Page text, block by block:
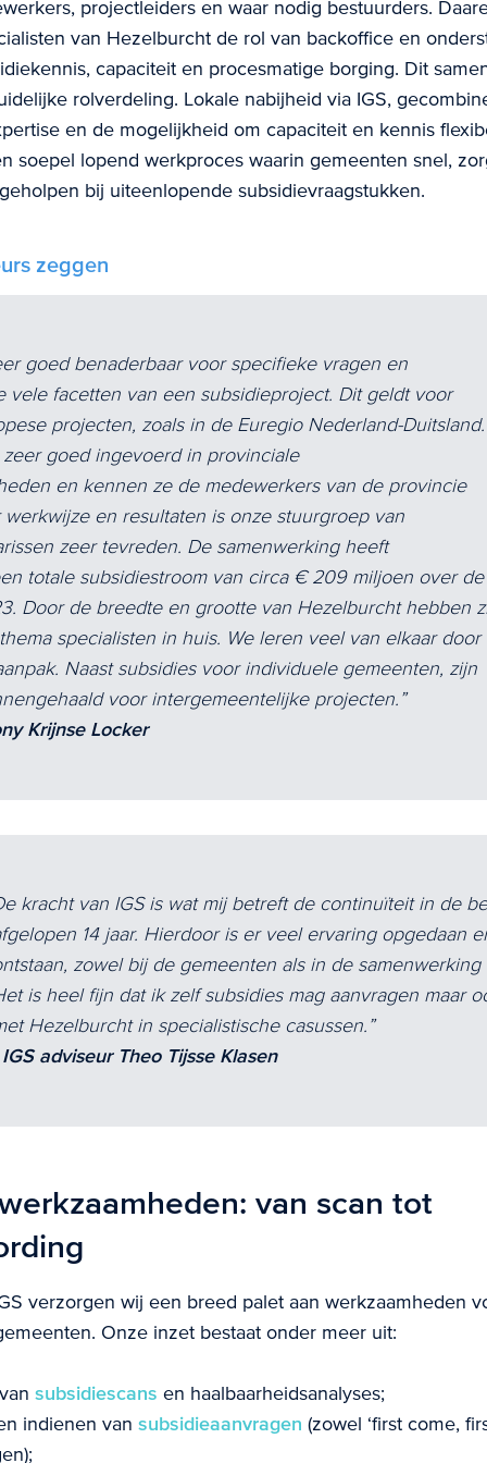
projectleiders en waar nodig bestuurders.
van Hezelburcht de rol van backoffice en
capaciteit en procesmatige borging. Dit
rolverdeling. Lokale nabijheid via IGS,
en de mogelijkheid om capaciteit en kennis
soepel lopend werkproces waarin gemeenten snel,
bij uiteenlopende subsidievraagstukken.
zeggen
goed benaderbaar voor specifieke vragen en
vele facetten van een subsidieproject. Dit geldt voor
projecten, zoals in de Euregio Nederland-Duitsland.
zeer goed ingevoerd in provinciale
en kennen ze de medewerkers van de provincie
en resultaten is onze stuurgroep van
zeer tevreden. De samenwerking heeft
totale subsidiestroom van circa € 209 miljoen over de
Door de breedte en grootte van Hezelburcht hebben
specialisten in huis. We leren veel van elkaar door
Naast subsidies voor individuele gemeenten, zijn
voor intergemeentelijke projecten.
Krijnse Locker
kracht van IGS is wat mij betreft de continuïteit in de
14 jaar. Hierdoor is er veel ervaring opgedaan
zowel bij de gemeenten als in de
is heel fijn dat ik zelf subsidies mag aanvragen maar
Hezelburcht in specialistische casussen.
adviseur Theo Tijsse Klasen
van scan tot
verzorgen wij een breed palet aan werkzaamheden
Onze inzet bestaat onder meer uit:
subsidiescans en haalbaarheidsanalyses;
indienen van subsidieaanvragen (zowel ‘first come,